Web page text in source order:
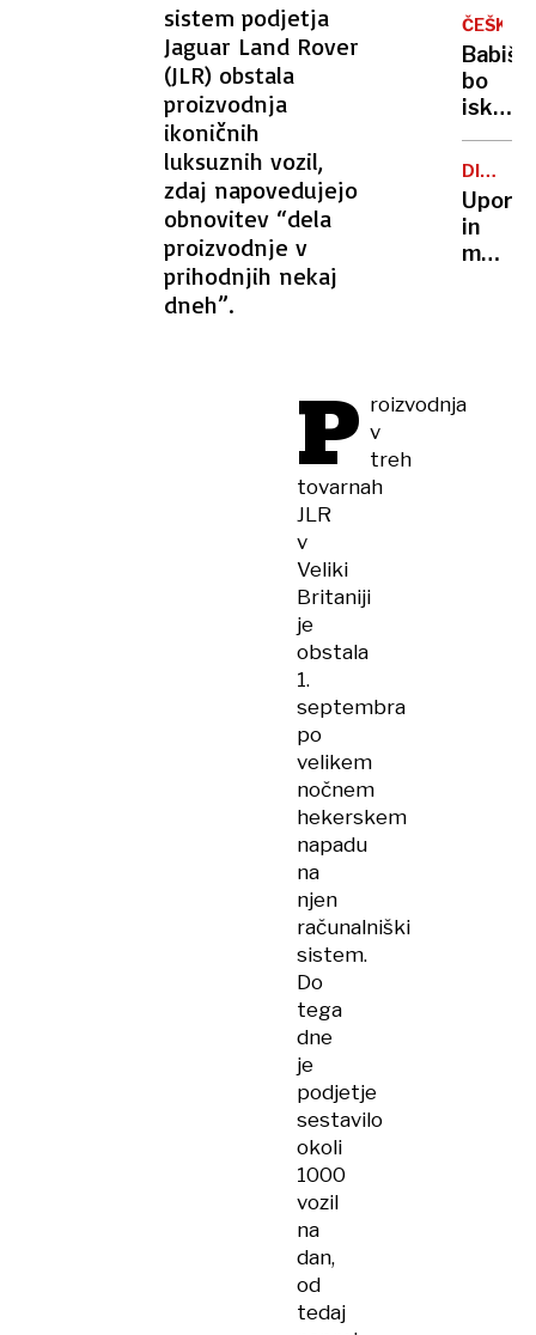
sistem podjetja
Jaguar Land Rover
(JLR) obstala
proizvodnja
ikoničnih
luksuznih vozil,
zdaj napovedujejo
obnovitev “dela
proizvodnje v
prihodnjih nekaj
dneh”.
P roizvodnja
v
treh
tovarnah
JLR
v
Veliki
Britaniji
je
obstala
1.
septembra
po
velikem
nočnem
hekerskem
napadu
na
njen
računalniški
sistem.
Do
tega
dne
je
podjetje
sestavilo
okoli
1000
vozil
na
dan,
od
tedaj
zapori
ČEŠKA
Babiš
bo
iskal
na
skrajni
desnici
SVET
in
mediji